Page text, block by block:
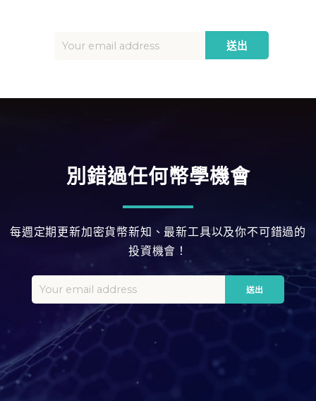
別錯過任何幣學機會
每週定期更新加密貨幣新知、最新工具以及你不可錯過的
投資機會！